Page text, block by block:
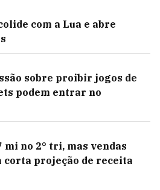
com a Lua e abre
sobre proibir jogos de
podem entrar no
mi no 2° tri, mas vendas
projeção de receita